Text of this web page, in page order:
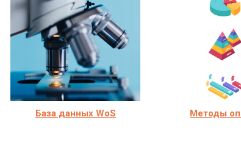
База данных WoS Методы